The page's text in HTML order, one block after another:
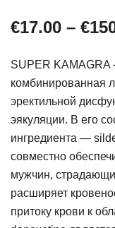
€17.00 – €
SUPER
комбинированная
эректильной
эякуляции. В его
ингредиента —
совместно
мужчин,
расширяет
притоку крови к